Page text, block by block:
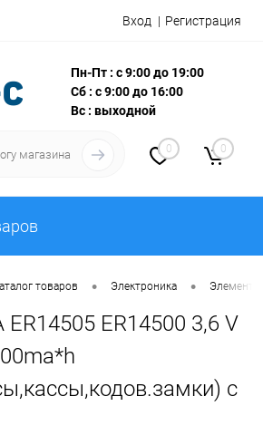
Вход Регистрация
Пн-Пт : с 9:00 до 19:00
Сб : с 9:00 до 16:00
Вс : выходной
0 0
товаров • Электроника •
ER14505 ER14500 3,6 V
с